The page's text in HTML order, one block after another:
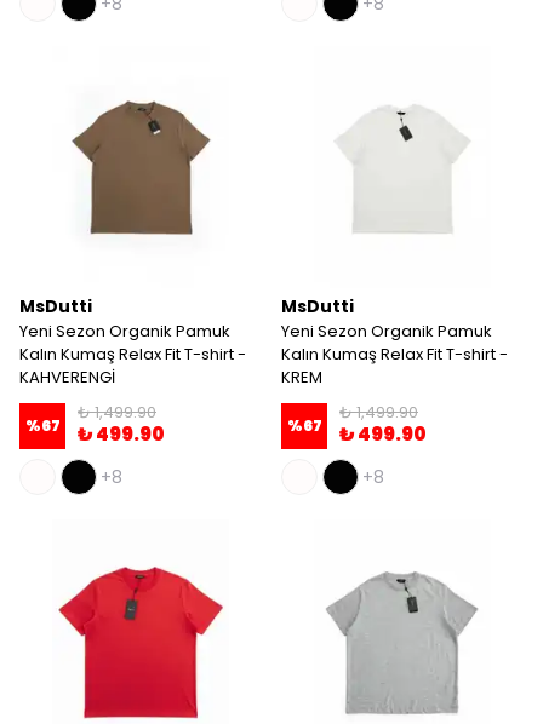
MsDutti
Yeni Sezon Organik Pamuk
Kalın Kumaş Relax Fit T-shirt -
KAHVERENGİ
%67
₺ 1,499.90
₺ 499.90
+8
MsDutti
Yeni Sezon Organik Pamuk
Kalın Kumaş Relax Fit T-shirt -
KREM
%67
₺ 1,499.90
₺ 499.90
+8